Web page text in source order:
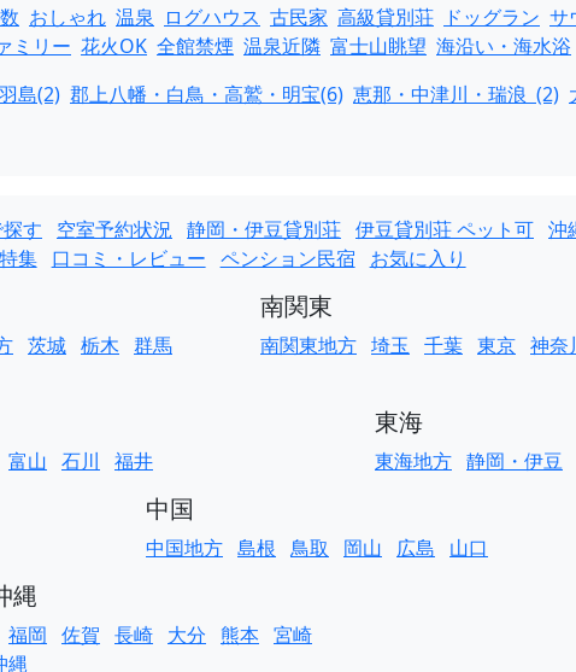
おしゃれ 温泉 ログハウス 古民家 高級貸別荘 ドッグラン サ
ミリー 花火OK 全館禁煙 温泉近隣 富士山眺望 海沿い・海水浴
島(2) 郡上八幡・白鳥・高鷲・明宝(6) 恵那・中津川・瑞浪 (2)
す 空室予約状況 静岡・伊豆貸別荘 伊豆貸別荘 ペット可 沖
集 口コミ・レビュー ペンション民宿 お気に入り
茨城 栃木 群馬
南関東
南関東地方 埼玉 千葉 東京 神奈
富山 石川 福井
東海
東海地方 静岡・伊豆
中国
中国地方 島根 鳥取 岡山 広島 山口
縄
福岡 佐賀 長崎 大分 熊本 宮崎
縄